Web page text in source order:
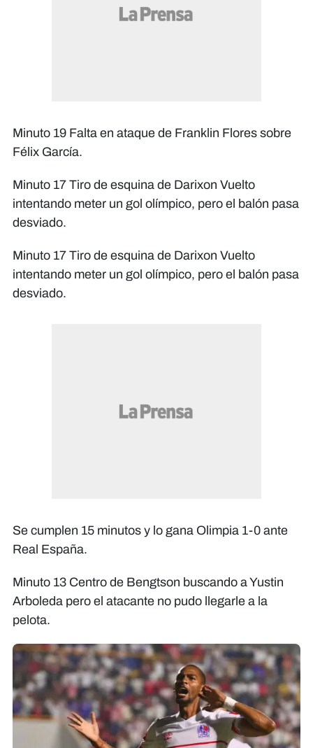
Minuto 19 Falta en ataque de Franklin Flores sobre
Félix García.
Minuto 17 Tiro de esquina de Darixon Vuelto
intentando meter un gol olímpico, pero el balón pasa
desviado.
Minuto 17 Tiro de esquina de Darixon Vuelto
intentando meter un gol olímpico, pero el balón pasa
desviado.
Se cumplen 15 minutos y lo gana Olimpia 1-0 ante
Real España.
Minuto 13 Centro de Bengtson buscando a Yustin
Arboleda pero el atacante no pudo llegarle a la
pelota.